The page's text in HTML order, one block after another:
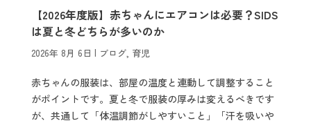
【2026年度版】赤ちゃんにエアコンは必要？SIDS
は夏と冬どちらが多いのか
2026年 8月 6日 | ブログ, 育児
赤ちゃんの服装は、部屋の温度と連動して調整すること
がポイントです。夏と冬で服装の厚みは変えるべきです
が、共通して「体温調節がしやすいこと」「汗を吸いや